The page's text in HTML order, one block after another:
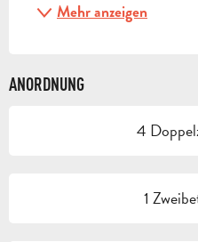
Mehr anzeigen
ANORDNUNG
4
1